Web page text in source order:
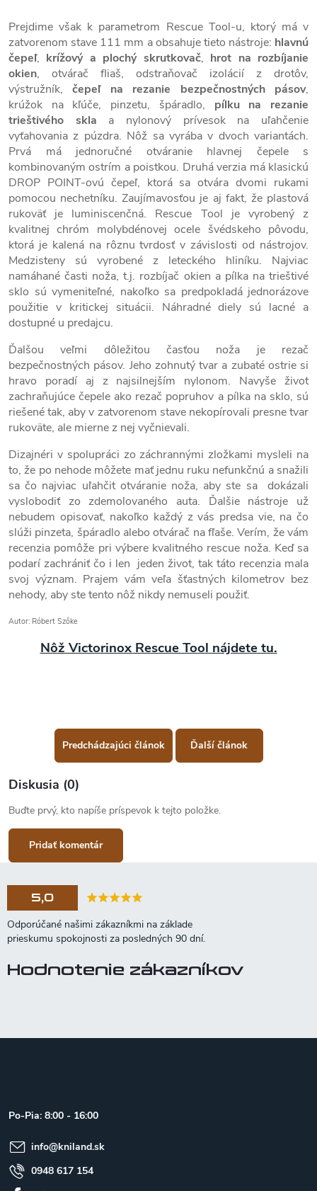
Prejdime však k parametrom Rescue Tool-u, ktorý má v
zatvorenom stave 111 mm a obsahuje tieto nástroje: hlavnú
čepeľ, krížový a plochý skrutkovač, hrot na rozbíjanie
okien, otvárač fliaš, odstraňovač izolácií z drotôv,
výstružník,čepeľ na rezanie bezpečnostných pásov,
krúžok na kľúče, pinzetu, špáradlo, pílku na rezanie
trieštivého skla a nylonový prívesok na uľahčenie
vyťahovania z púzdra. Nôž sa vyrába v dvoch variantách.
Prvá má jednoručné otváranie hlavnej čepele s
kombinovaným ostrím a poistkou. Druhá verzia má klasickú
DROP POINT-ovú čepeľ, ktorá sa otvára dvomi rukami
pomocou nechetníku. Zaujímavosťou je aj fakt, že plastová
rukoväť je luminiscenčná. Rescue Tool je vyrobený z
kvalitnej chróm molybdénovej ocele švédskeho pôvodu,
ktorá je kalená na rôznu tvrdosť v závislosti od nástrojov.
Medzisteny sú vyrobené z leteckého hliníku. Najviac
namáhané časti noža, t.j. rozbíjač okien a pílka na trieštivé
sklo sú vymeniteľné, nakoľko sa predpokladá jednorázove
použitie v kritickej situácii. Náhradné diely sú lacné a
dostupné u predajcu.
Ďalšou veľmi dôležitou časťou noža je rezač
bezpečnostných pásov. Jeho zohnutý tvar a zubaté ostrie si
hravo poradí aj z najsilnejším nylonom. Navyše život
zachraňujúce čepele ako rezač popruhov a pílka na sklo, sú
riešené tak, aby v zatvorenom stave nekopírovali presne tvar
rukoväte, ale mierne z nej vyčnievali.
Dizajnéri v spolupráci zo záchrannými zložkami mysleli na
to, že po nehode môžete mať jednu ruku nefunkčnú a snažili
sa čo najviac uľahčit otváranie noža, aby ste sa dokázali
vyslobodiť zo zdemolovaného auta. Ďalšie nástroje už
nebudem opisovať, nakoľko každý z vás predsa vie, na čo
slúži pinzeta, špáradlo alebo otvárač na fľaše. Verím, že vám
recenzia pomôže pri výbere kvalitného rescue noža. Keď sa
podarí zachrániť čo i len jeden život, tak táto recenzia mala
svoj význam. Prajem vám veľa šťastných kilometrov bez
nehody, aby ste tento nôž nikdy nemuseli použiť.
Autor: Róbert Szőke
Nôž Victorinox Rescue Tool nájdete tu.
Predchádzajúci článok Ďalší článok
Diskusia (0)
Buďte prvý, kto napíše príspevok k tejto položke.
Pridať komentár
5,0
Hodnotenie zákazníkov
Po-Pia: 8:00 - 16:00
info@kniland.sk
0948 617 154